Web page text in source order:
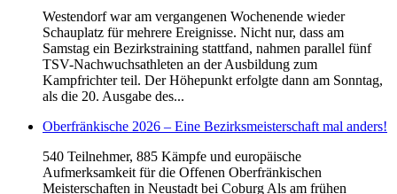
Westendorf war am vergangenen Wochenende wieder
Schauplatz für mehrere Ereignisse. Nicht nur, dass am
Samstag ein Bezirkstraining stattfand, nahmen parallel fünf
TSV-Nachwuchsathleten an der Ausbildung zum
Kampfrichter teil. Der Höhepunkt erfolgte dann am Sonntag,
als die 20. Ausgabe des...
Oberfränkische 2026 – Eine Bezirksmeisterschaft mal anders!
540 Teilnehmer, 885 Kämpfe und europäische
Aufmerksamkeit für die Offenen Oberfränkischen
Meisterschaften in Neustadt bei Coburg Als am frühen